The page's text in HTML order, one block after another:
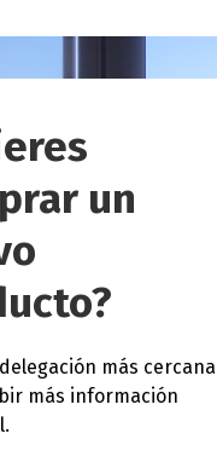
un
más cercana
más información